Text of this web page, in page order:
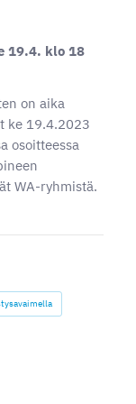
19.4. klo 18
on aika
ke 19.4.2023
osoitteessa
WA-ryhmistä.